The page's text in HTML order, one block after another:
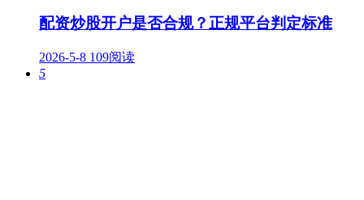
配资炒股开户是否合规？正规平台判定标准
2026-5-8 109阅读
5